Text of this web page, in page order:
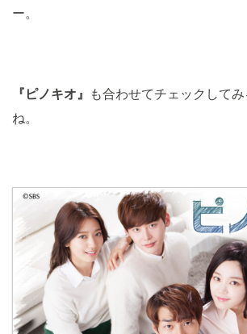
ー。
『ピノキオ』
も合わせてチェックして
ね。